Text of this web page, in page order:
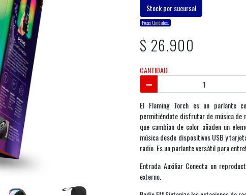
Stock por sucursal
Pocas Unidades.
$ 26.900
CANTIDAD
El Flaming Torch es un parlante
permitiéndote disfrutar de música de
que cambian de color añaden un
música desde dispositivos USB y
radio. Es un parlante versátil para
Entrada Auxiliar Conecta un
externo.